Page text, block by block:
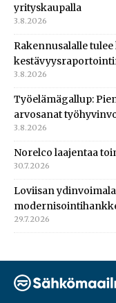
yrityskaupalla
3.8.2026
Rakennusalalle
3.8.2026
Työelämägallup:
arvosanat
3.8.2026
Norelco laajentaa
30.7.2026
Loviisan
29.7.2026